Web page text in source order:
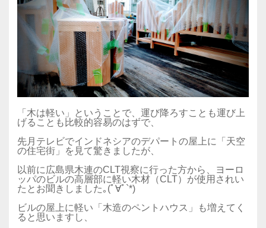
「木は軽い」ということで、運び降ろすことも運び上
げることも比較的容易のはずで、
先月テレビでインドネシアのデパートの屋上に「天空
の住宅街」を見て驚きましたが、
以前に広島県木連のCLT視察に行った方から、ヨーロ
ッパのビルの高層部に軽い木材（CLT）が使用されい
たとお聞きしました｡(ﾟ∀ﾟ`*)
ビルの屋上に軽い「木造のペントハウス」も増えてく
ると思いますし、